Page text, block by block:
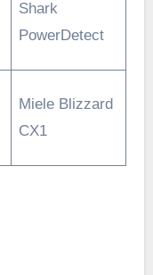
Shark
PowerDetect
Miele Blizzard
CX1